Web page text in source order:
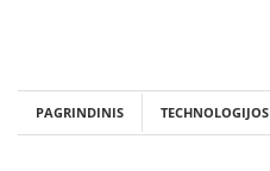
PAGRINDINIS TECHNOLOGIJOS